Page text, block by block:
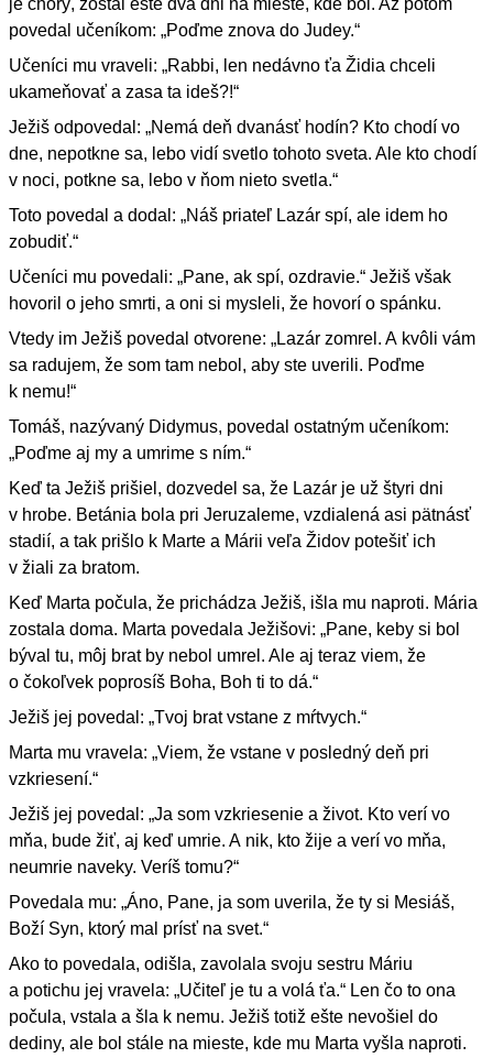
povedal učeníkom: „Poďme znova do Judey.“
Učeníci mu vraveli: „Rabbi, len nedávno ťa Židia chceli
ukameňovať a zasa ta ideš?!“
Ježiš odpovedal: „Nemá deň dvanásť hodín? Kto chodí vo
dne, nepotkne sa, lebo vidí svetlo tohoto sveta. Ale kto chodí
v noci, potkne sa, lebo v ňom nieto svetla.“
Toto povedal a dodal: „Náš priateľ Lazár spí, ale idem ho
zobudiť.“
Učeníci mu povedali: „Pane, ak spí, ozdravie.“ Ježiš však
hovoril o jeho smrti, a oni si mysleli, že hovorí o spánku.
Vtedy im Ježiš povedal otvorene: „Lazár zomrel. A kvôli vám
sa radujem, že som tam nebol, aby ste uverili. Poďme
k nemu!“
Tomáš, nazývaný Didymus, povedal ostatným učeníkom:
„Poďme aj my a umrime s ním.“
Keď ta Ježiš prišiel, dozvedel sa, že Lazár je už štyri dni
v hrobe. Betánia bola pri Jeruzaleme, vzdialená asi pätnásť
stadií, a tak prišlo k Marte a Márii veľa Židov potešiť ich
v žiali za bratom.
Keď Marta počula, že prichádza Ježiš, išla mu naproti. Mária
zostala doma. Marta povedala Ježišovi: „Pane, keby si bol
býval tu, môj brat by nebol umrel. Ale aj teraz viem, že
o čokoľvek poprosíš Boha, Boh ti to dá.“
Ježiš jej povedal: „Tvoj brat vstane z mŕtvych.“
Marta mu vravela: „Viem, že vstane v posledný deň pri
vzkriesení.“
Ježiš jej povedal: „Ja som vzkriesenie a život. Kto verí vo
mňa, bude žiť, aj keď umrie. A nik, kto žije a verí vo mňa,
neumrie naveky. Veríš tomu?“
Povedala mu: „Áno, Pane, ja som uverila, že ty si Mesiáš,
Boží Syn, ktorý mal prísť na svet.“
Ako to povedala, odišla, zavolala svoju sestru Máriu
a potichu jej vravela: „Učiteľ je tu a volá ťa.“ Len čo to ona
počula, vstala a šla k nemu. Ježiš totiž ešte nevošiel do
dediny, ale bol stále na mieste, kde mu Marta vyšla naproti.